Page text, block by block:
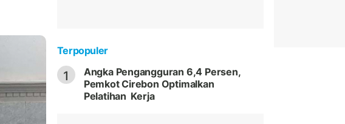
Terpopuler
1
Angka Pengangguran 6,4 Persen,
Pemkot Cirebon Optimalkan
Pelatihan Kerja